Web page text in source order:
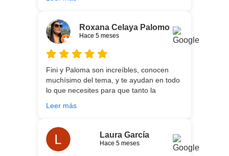
personalizando totalmente las
agradables y tan cercanas que la
experiencia es fantástica. Puntualizar
también que los chicos que nos trajeron y
montaron todo lo hicieron perfectamente,
perfectamente y a nuestro gusto, además
muy rápidos. Volveremos a contar con
ellos para futuras compras. Muchas
gracias!
Roxana Celaya Palomo
Hace 5 meses
Fini y Paloma son increíbles, conocen
muchísimo del tema, y te ayudan en todo
lo que necesites para que tanto la
que estés necesitando sean los mejores.
trabajo impecable en el transporte y
montaje, unos chicos encantadores. Hace
5 años conocí la tienda, y vuelvo
Leer más
Laura García
Hace 5 meses